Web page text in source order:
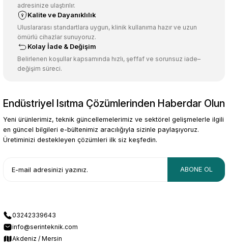
Ürün bilgilerinde hatalar bulunuyor.
Ürün fiyatı diğer sitelerden daha pahalı.
Bu ürüne benzer farklı alternatifler olmalı.
Gönder
adresinize ulaştırılır.
Kalite ve Dayanıklılık
Uluslararası standartlara uygun, klinik kullanıma hazır ve uzun
ömürlü cihazlar sunuyoruz.
Kolay İade & Değişim
Belirlenen koşullar kapsamında hızlı, şeffaf ve sorunsuz iade–
değişim süreci.
Endüstriyel Isıtma Çözümlerinden Haberdar Olun
Yeni ürünlerimiz, teknik güncellemelerimiz ve sektörel gelişmelerle ilgili
en güncel bilgileri e-bültenimiz aracılığıyla sizinle paylaşıyoruz.
Üretiminizi destekleyen çözümleri ilk siz keşfedin.
ABONE OL
03242339643
info@serinteknik.com
Akdeniz / Mersin